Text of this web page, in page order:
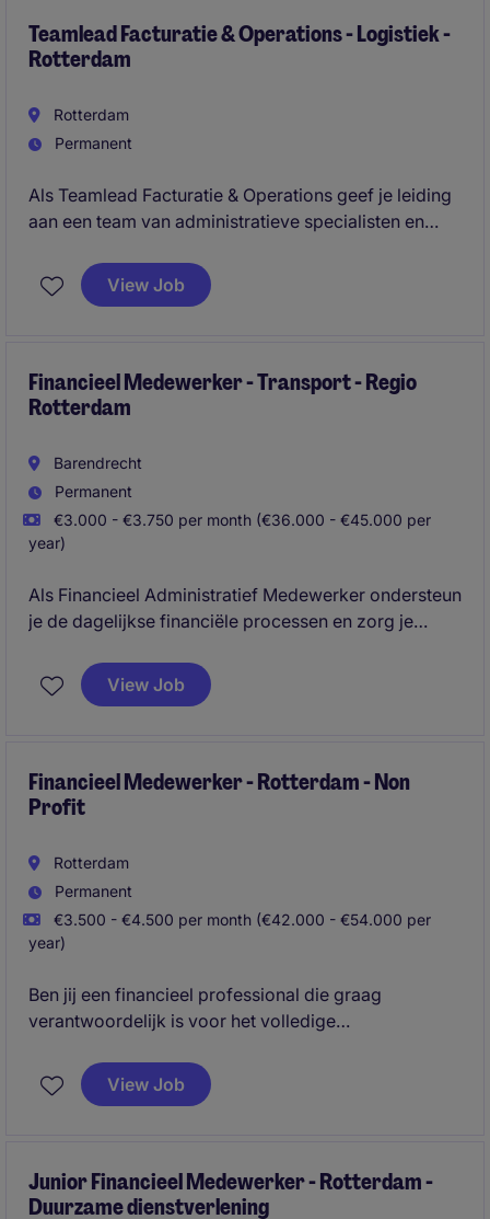
processen en dienstverlening.
Teamlead Facturatie & Operations - Logistiek -
Rotterdam
Rotterdam
Permanent
Als Teamlead Facturatie & Operations geef je leiding
aan een team van administratieve specialisten en
facturatie en klantafspraken efficiënt en correct
worden uitgevoerd. Daarnaast werk je actief mee
View Job
Financieel Medewerker - Transport - Regio
Rotterdam
Barendrecht
Permanent
€3.000 - €3.750 per month (€36.000 - €45.000 per
year)
Als Financieel Administratief Medewerker ondersteun
je de dagelijkse financiële processen en zorg je
actueel is. Je werkt samen met collega's uit
verschillende afdelingen en denkt actief mee over
View Job
Financieel Medewerker - Rotterdam - Non
Profit
Rotterdam
Permanent
€3.500 - €4.500 per month (€42.000 - €54.000 per
year)
Ben jij een financieel professional die graag
verantwoordelijk is voor het volledige
combineer je boekhoudkundige werkzaamheden
met contact richting klanten en debiteuren, waardoor
View Job
Junior Financieel Medewerker - Rotterdam -
Duurzame dienstverlening